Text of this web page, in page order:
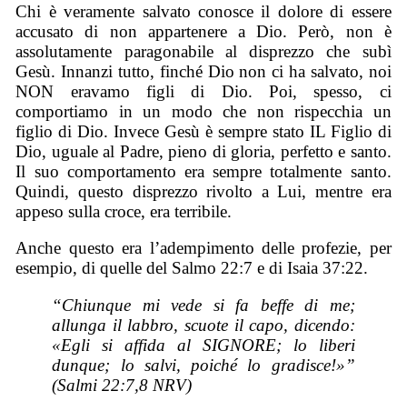
Chi è veramente salvato conosce il dolore di essere
accusato di non appartenere a Dio. Però, non è
assolutamente paragonabile al disprezzo che subì
Gesù. Innanzi tutto, finché Dio non ci ha salvato, noi
NON eravamo figli di Dio. Poi, spesso, ci
comportiamo in un modo che non rispecchia un
figlio di Dio. Invece Gesù è sempre stato IL Figlio di
Dio, uguale al Padre, pieno di gloria, perfetto e santo.
Il suo comportamento era sempre totalmente santo.
Quindi, questo disprezzo rivolto a Lui, mentre era
appeso sulla croce, era terribile.
Anche questo era l’adempimento delle profezie, per
esempio, di quelle del Salmo 22:7 e di Isaia 37:22.
“Chiunque mi vede si fa beffe di me;
allunga il labbro, scuote il capo, dicendo:
«Egli si affida al SIGNORE; lo liberi
dunque; lo salvi, poiché lo gradisce!»”
(Salmi 22:7,8 NRV)